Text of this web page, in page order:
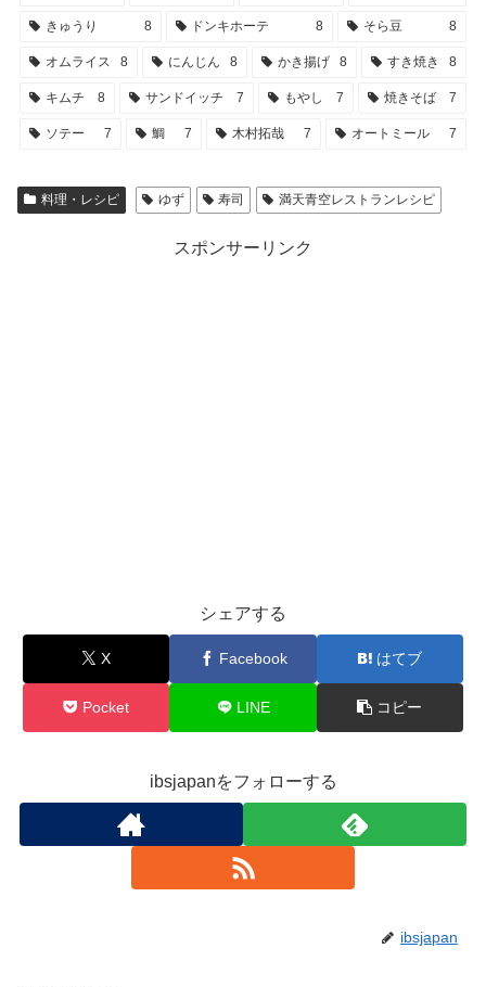
きゅうり 8 ドンキホーテ 8 そら豆 8
オムライス 8 にんじん 8 かき揚げ 8 すき焼き 8
キムチ 8 サンドイッチ 7 もやし 7 焼きそば 7
ソテー 7 鯛 7 木村拓哉 7 オートミール 7
料理・レシピ ゆず 寿司 満天青空レストランレシピ
スポンサーリンク
シェアする
X Facebook はてブ
Pocket LINE コピー
ibsjapanをフォローする
ibsjapan